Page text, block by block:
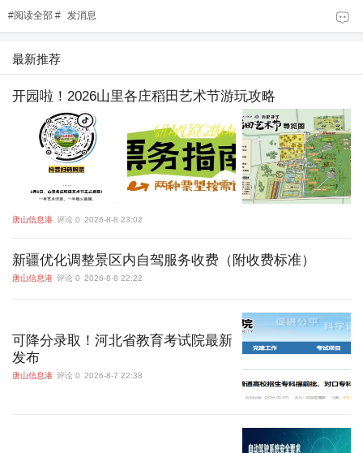
#阅读全部 # 发消息
最新推荐
开园啦！2026山里各庄稻田艺术节游玩攻略
唐山信息港 评论 0 2026-8-8 23:02
新疆优化调整景区内自驾服务收费（附收费标准）
唐山信息港 评论 0 2026-8-8 22:22
可降分录取！河北省教育考试院最新
发布
唐山信息港 评论 0 2026-8-7 22:38